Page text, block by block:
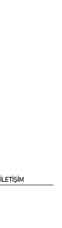
İLETİŞİM